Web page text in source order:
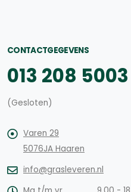
CONTACTGEGEVENS
013 208 5003
(Gesloten)
Varen 29
5076JA Haaren
info@grasleveren.nl